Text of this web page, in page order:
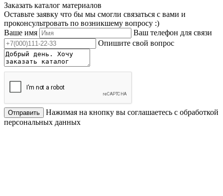
Заказать каталог материалов
Оставьте заявку что бы мы смогли связаться с вами и
проконсультровать по возникшему вопросу :)
Ваше имя
Ваш телефон для связи
Опишите свой вопрос
Отправить
Нажимая на кнопку вы соглашаетесь с обработкой
персональных данных